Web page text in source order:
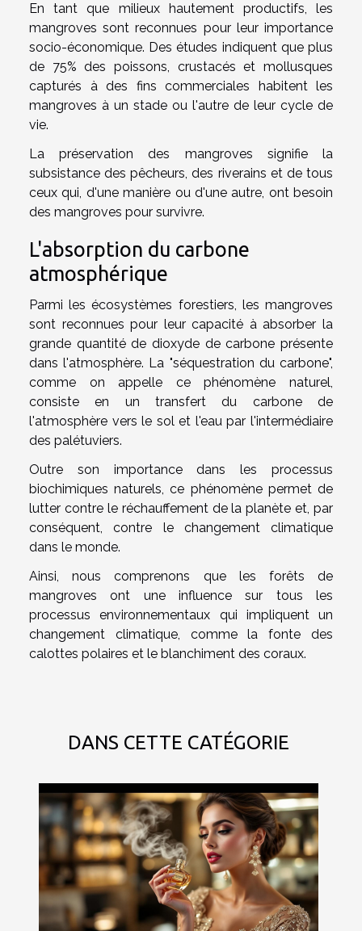
En tant que milieux hautement productifs, les
mangroves sont reconnues pour leur importance
socio-économique. Des études indiquent que plus
de 75% des poissons, crustacés et mollusques
capturés à des fins commerciales habitent les
mangroves à un stade ou l'autre de leur cycle de
vie.
La préservation des mangroves signifie la
subsistance des pêcheurs, des riverains et de tous
ceux qui, d'une manière ou d'une autre, ont besoin
des mangroves pour survivre.
L'absorption du carbone
atmosphérique
Parmi les écosystèmes forestiers, les mangroves
sont reconnues pour leur capacité à absorber la
grande quantité de dioxyde de carbone présente
dans l'atmosphère. La "séquestration du carbone",
comme on appelle ce phénomène naturel,
consiste en un transfert du carbone de
l'atmosphère vers le sol et l'eau par l'intermédiaire
des palétuviers.
Outre son importance dans les processus
biochimiques naturels, ce phénomène permet de
lutter contre le réchauffement de la planète et, par
conséquent, contre le changement climatique
dans le monde.
Ainsi, nous comprenons que les forêts de
mangroves ont une influence sur tous les
processus environnementaux qui impliquent un
changement climatique, comme la fonte des
calottes polaires et le blanchiment des coraux.
DANS CETTE CATÉGORIE